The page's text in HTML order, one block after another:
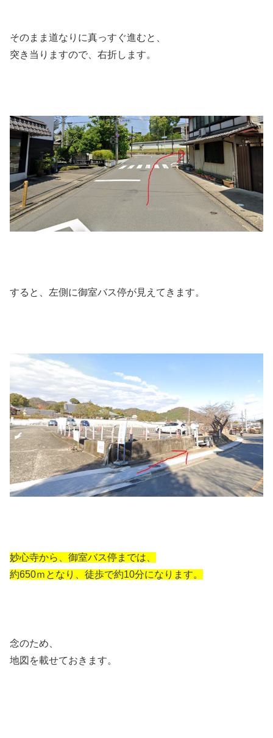
そのまま道なりに真っすぐ進むと、
突き当りますので、右折します。
すると、左側に御室バス停が見えてきます。
妙心寺から、御室バス停までは、
約650ｍとなり、徒歩で約10分になります。
念のため、
地図を載せておきます。